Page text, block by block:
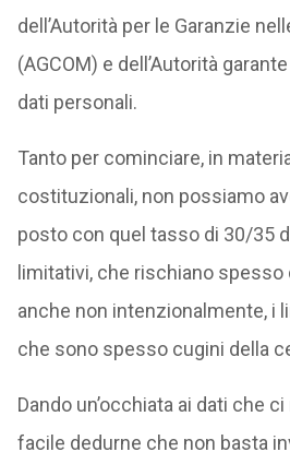
dell’Autorità per le Garanzie
(AGCOM) e dell’Autorità
dati personali.
Tanto per cominciare, in
costituzionali, non possiamo
posto con quel tasso di 30/35
limitativi, che rischiano spesso
anche non intenzionalmente, i
che sono spesso cugini della
Dando un’occhiata ai dati che
facile dedurne che non basta